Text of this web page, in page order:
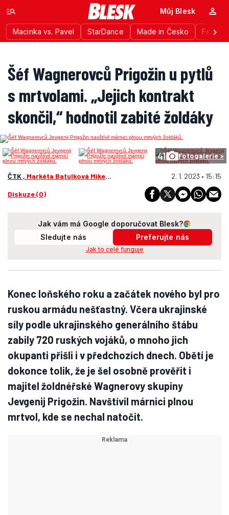
Macinka vs. Pavel StarDance Made in Česko
Můj Blesk
Šéf Wagnerovců Prigožin u pytlů
s mrtvolami. „Jejich kontrakt
skončil,“ hodnotil zabité žoldáky
41 Fotogalerie >
ČTK , Markéta Batulková Mikešová 2. 1. 2023 • 15:15
Diskuze (0)
Jak vám má Google doporučovat Blesk?
Sledujte nás
Preferujte nás
Jak to celé funguje
Konec loňského roku a začátek nového byl pro
ruskou armádu nešťastný. Včera ukrajinské
síly podle ukrajinského generálního štábu
zabily 720 ruských vojáků, o mnoho jich
okupanti přišli i v předchozích dnech. Obětí je
dokonce tolik, že je šel osobně prověřit i
majitel žoldnéřské Wagnerovy skupiny
Jevgenij Prigožin. Navštívil márnici plnou
mrtvol, kde se nechal natočit.